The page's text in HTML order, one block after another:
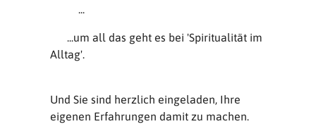
...
...um all das geht es bei 'Spiritualität im
Alltag'.
Und Sie sind herzlich eingeladen, Ihre
eigenen Erfahrungen damit zu machen.